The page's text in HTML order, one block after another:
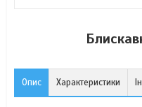
Опис Характеристики